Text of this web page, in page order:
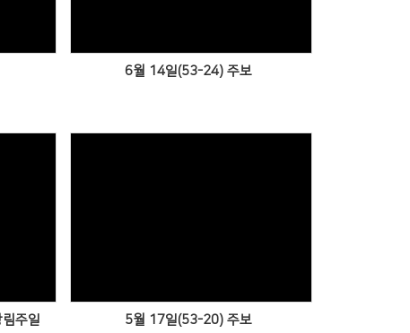
6월 14일(53-24) 주보
주일 5월 17일(53-20) 주보